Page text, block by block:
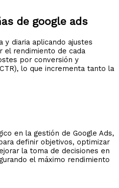
de google ads
y diaria aplicando ajustes
el rendimiento de cada
por conversión y
lo que incrementa tanto la
en la gestión de Google Ads,
definir objetivos, optimizar
la toma de decisiones en
el máximo rendimiento